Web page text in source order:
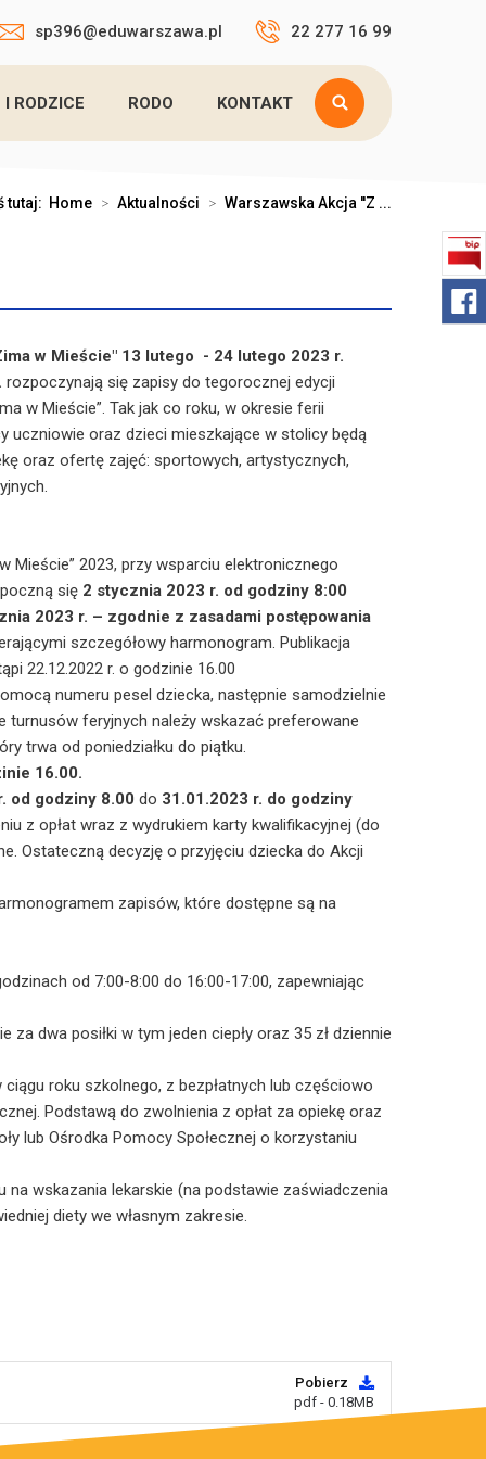
sp396@eduwarszawa.pl 22 277 16 99
RODZICE RODO KONTAKT
tutaj: Home > Aktualności > Warszawska Akcja ''Z ...
w Mieście" 13 lutego - 24 lutego 2023 r.
rozpoczynają się zapisy do tegorocznej edycji
w Mieście”. Tak jak co roku, w okresie ferii
uczniowie oraz dzieci mieszkające w stolicy będą
oraz ofertę zajęć: sportowych, artystycznych,
Mieście” 2023, przy wsparciu elektronicznego
się 2 stycznia 2023 r. od godziny 8:00
2023 r. – zgodnie z zasadami postępowania
szczegółowy harmonogram. Publikacja
22.12.2022 r. o godzinie 16.00
numeru pesel dziecka, następnie samodzielnie
feryjnych należy wskazać preferowane
trwa od poniedziałku do piątku.
16.00.
od godziny 8.00 do 31.01.2023 r. do godziny
z opłat wraz z wydrukiem karty kwalifikacyjnej (do
Ostateczną decyzję o przyjęciu dziecka do Akcji
zapisów, które dostępne są na
od 7:00-8:00 do 16:00-17:00, zapewniając
za dwa posiłki w tym jeden ciepły oraz 35 zł dziennie
roku szkolnego, z bezpłatnych lub częściowo
Podstawą do zwolnienia z opłat za opiekę oraz
lub Ośrodka Pomocy Społecznej o korzystaniu
wskazania lekarskie (na podstawie zaświadczenia
diety we własnym zakresie.
Pobierz
pdf - 0.18MB